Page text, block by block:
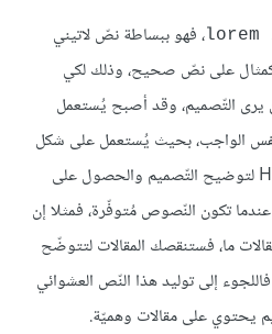
lorem ، فهو ببساطة نصّ لاتيني
كمثال على نصّ صحيح، وذلك لكي
التّصميم، وقد أصبح يُستعمل
نفس الواجب، بحيث يُستعمل على شكل
فقرات وعناوين في ملفّات HTML لتوضيح التّصميم والحصول على
تكون النّصوص مُتوفّرة، فمثلا إن
ما، فستنقصك المقالات لتتوضّح
إلى توليد هذا النّص العشوائي
يحتوي على مقالات وهميّة.